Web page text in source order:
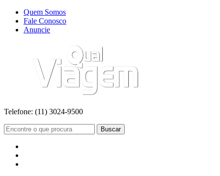
Quem Somos
Fale Conosco
Anuncie
Telefone: (11) 3024-9500
Buscar